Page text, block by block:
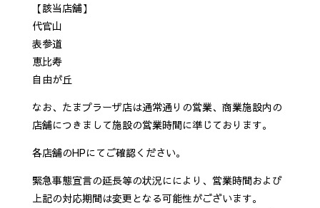
【該当店舗】
代官山
表参道
恵比寿
自由が丘
なお、たまプラーザ店は通常通りの営業、商業施設内の
店舗につきまして施設の営業時間に準じております。
各店舗のHPにてご確認ください。
緊急事態宣言の延長等の状況ににより、営業時間および
上記の対応期間は変更となる可能性がございます。